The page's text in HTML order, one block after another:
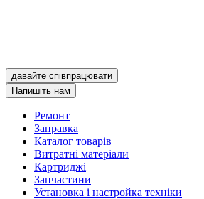
давайте співпрацювати
Напишіть нам
Ремонт
Заправка
Каталог товарів
Витратні матеріали
Картриджі
Запчастини
Установка і настройка техніки